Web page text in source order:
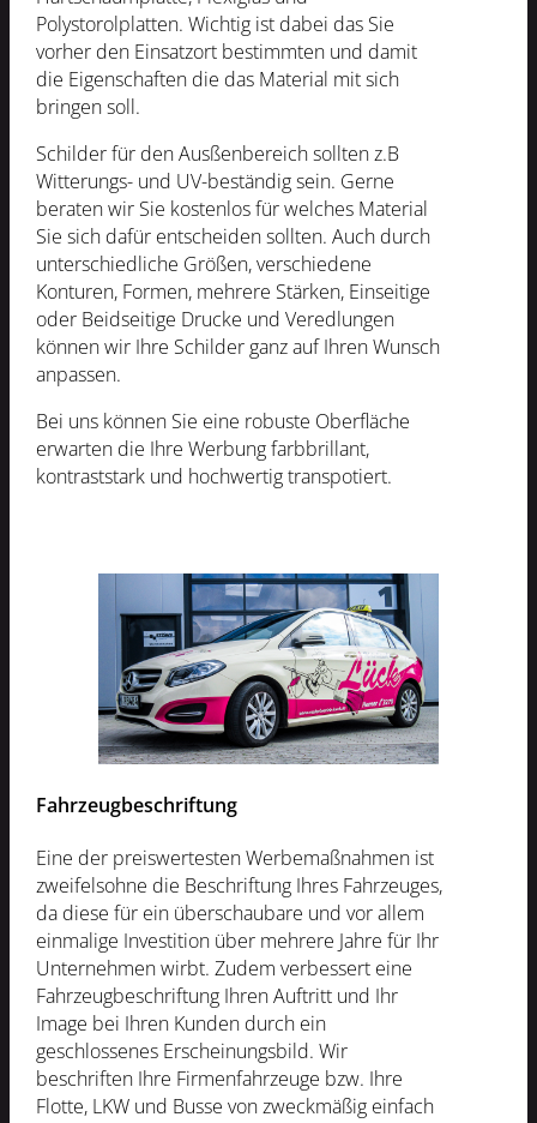
Polystorolplatten. Wichtig ist dabei das Sie
vorher den Einsatzort bestimmten und damit
die Eigenschaften die das Material mit sich
bringen soll.
Schilder für den Ausßenbereich sollten z.B
Witterungs- und UV-beständig sein. Gerne
beraten wir Sie kostenlos für welches Material
Sie sich dafür entscheiden sollten. Auch durch
unterschiedliche Größen, verschiedene
Konturen, Formen, mehrere Stärken, Einseitige
oder Beidseitige Drucke und Veredlungen
können wir Ihre Schilder ganz auf Ihren Wunsch
anpassen.
Bei uns können Sie eine robuste Oberfläche
erwarten die Ihre Werbung farbbrillant,
kontraststark und hochwertig transpotiert.
Fahrzeugbeschriftung
Eine der preiswertesten Werbemaßnahmen ist
zweifelsohne die Beschriftung Ihres Fahrzeuges,
da diese für ein überschaubare und vor allem
einmalige Investition über mehrere Jahre für Ihr
Unternehmen wirbt. Zudem verbessert eine
Fahrzeugbeschriftung Ihren Auftritt und Ihr
Image bei Ihren Kunden durch ein
geschlossenes Erscheinungsbild. Wir
beschriften Ihre Firmenfahrzeuge bzw. Ihre
Flotte, LKW und Busse von zweckmäßig einfach